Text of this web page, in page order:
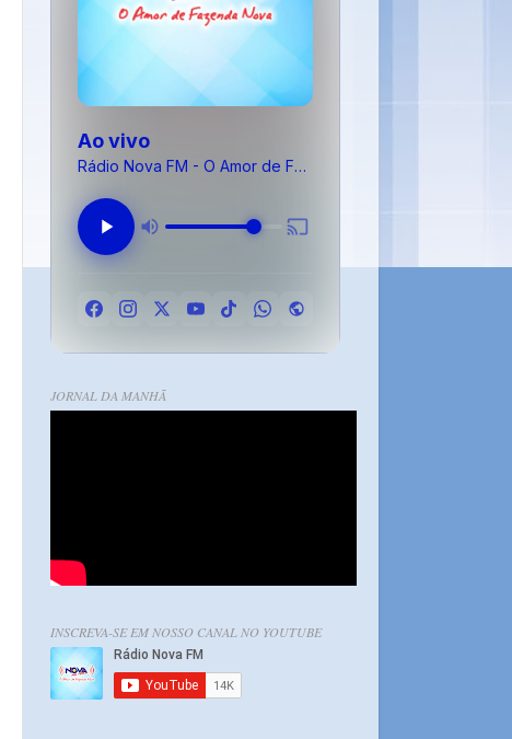
Ao vivo
Rádio Nova FM - O Amor de Fazenda Nova
JORNAL DA MANHÃ
INSCREVA-SE EM NOSSO CANAL NO YOUTUBE